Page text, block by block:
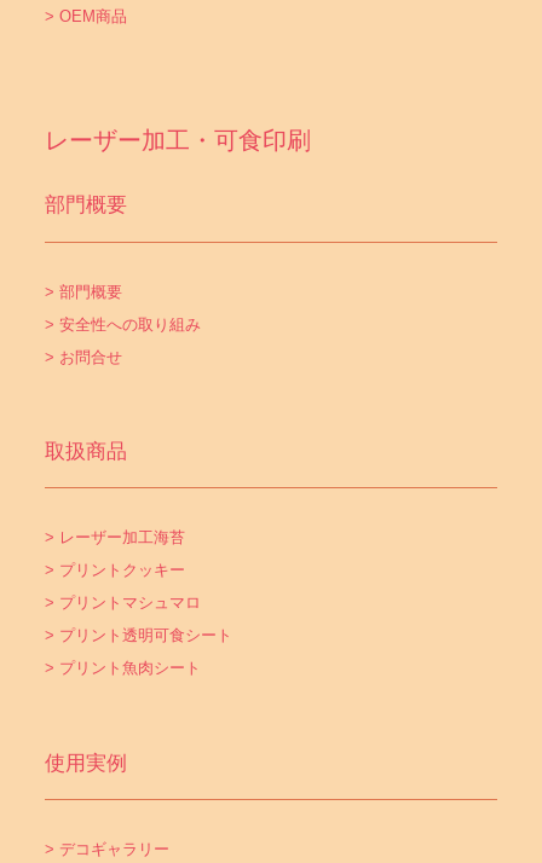
> OEM商品
レーザー加工・可食印刷
部門概要
> 部門概要
> 安全性への取り組み
> お問合せ
取扱商品
> レーザー加工海苔
> プリントクッキー
> プリントマシュマロ
> プリント透明可食シート
> プリント魚肉シート
使用実例
> デコギャラリー